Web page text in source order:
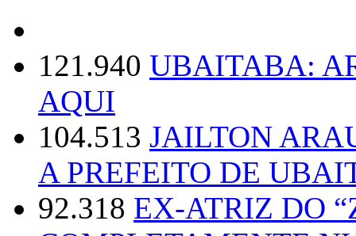
121.940 UBAITABA:
AQUI
104.513 JAILTON
A PREFEITO DE
92.318 EX-ATRIZ DO